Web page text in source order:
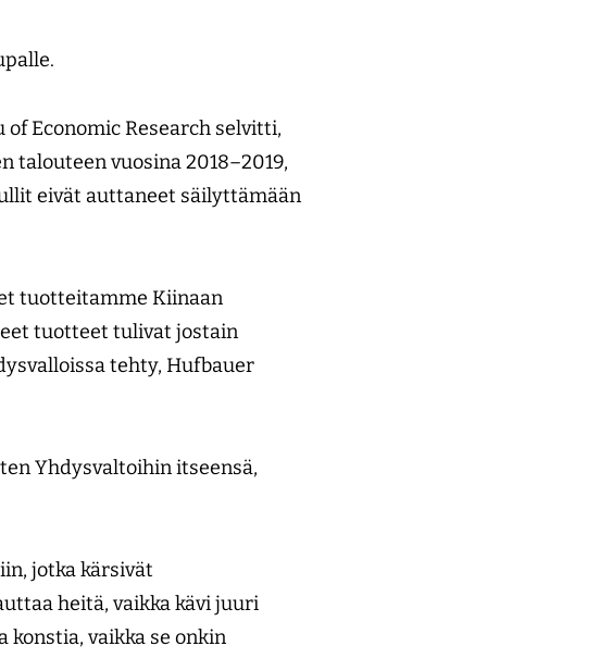
Economic Research selvitti,
vuosina 2018–2019,
eivät auttaneet säilyttämään
tuotteitamme Kiinaan
tuotteet tulivat jostain
tehty, Hufbauer
Yhdysvaltoihin itseensä,
jotka kärsivät
heitä, vaikka kävi juuri
konstia, vaikka se onkin